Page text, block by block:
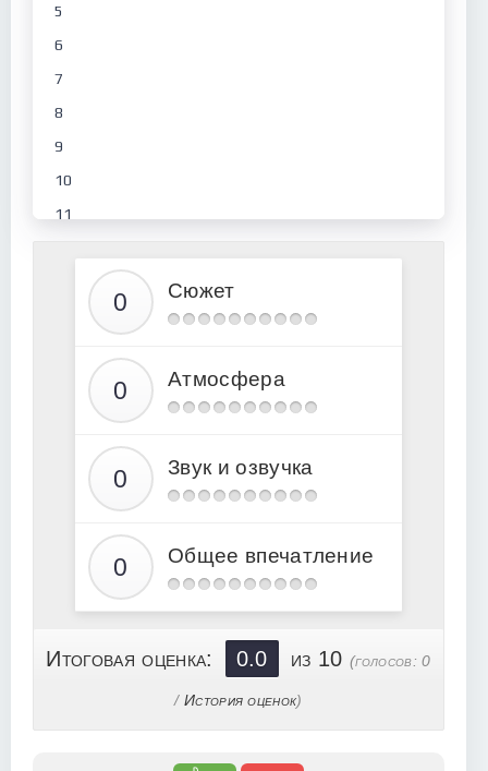
5
6
7
8
9
10
11
24
Сюжет
Атмосфера
Звук и озвучка
Общее впечатление
Итоговая оценка: 0.0 из 10(голосов:0
/ История оценок)